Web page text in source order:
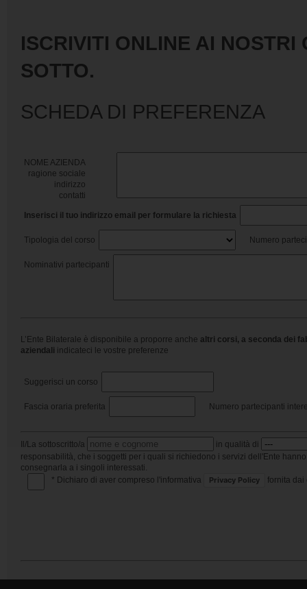
ISCRIVITI ONLINE AI
SOTTO.
SCHEDA DI PREFERENZA
NOME AZIENDA
ragione sociale
indirizzo
contatti
Inserisci il tuo indirizzo email per formulare la richiesta
Tipologia del corso Numero
Nominativi partecipanti
L’Ente Bilaterale è disponibile a proporre anche altri corsi, a seconda dei
aziendali indicateci le vostre preferenze
Suggerisci un corso
Fascia oraria preferita Numero partecipanti
Il/La sottoscritto/a
in qualità di
responsabilità, che i soggetti per i quali si richiedono i servizi dell'Ente
consegnarla a i singoli interessati.
* Dichiaro di aver compreso l'informativa
Privacy Policy fornita dai